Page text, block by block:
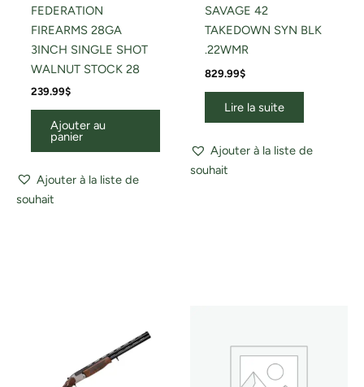
FEDERATION
FIREARMS 28GA
3INCH SINGLE SHOT
WALNUT STOCK 28
239.99$
Ajouter au
panier
Ajouter à la liste de
souhait
SAVAGE 42
TAKEDOWN SYN BLK
.22WMR
829.99$
Lire la suite
Ajouter à la liste de
souhait